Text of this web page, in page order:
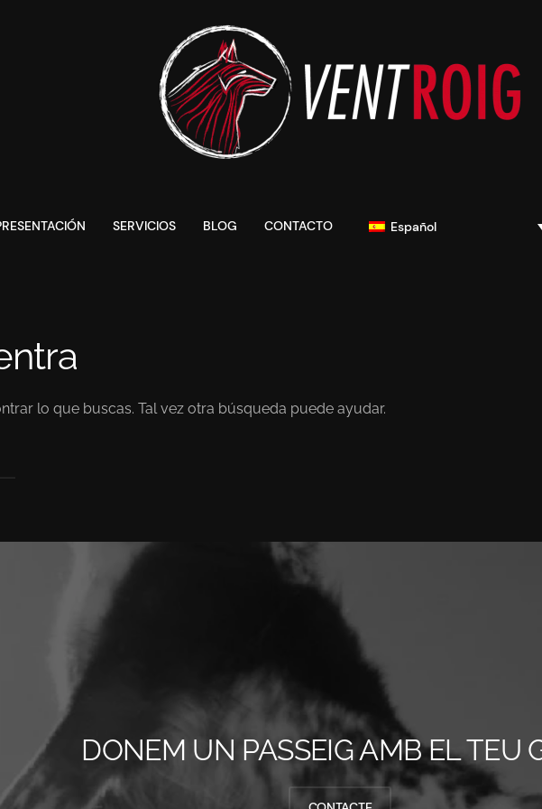
SERVICIOS BLOG CONTACTO Español
lo que buscas. Tal vez otra búsqueda puede ayudar.
DONEM UN PASSEIG AMB EL TEU